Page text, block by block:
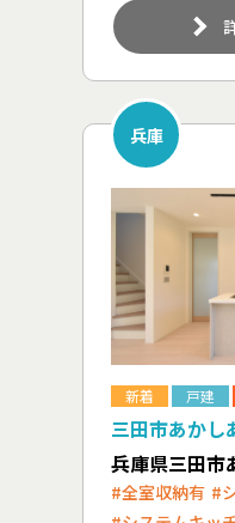
兵庫
新着 戸建
三田市あか
兵庫県三田市
#全室収納有 #